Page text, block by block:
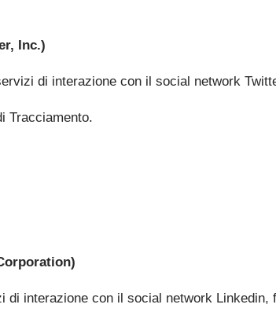
Inc.)
di interazione con il social network
Tracciamento.
interazione con il social network Linkedin,